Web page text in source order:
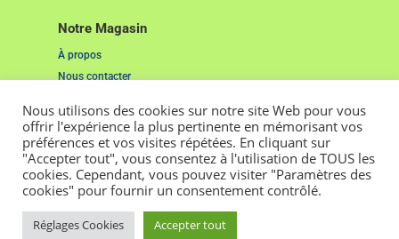
Notre Magasin
À propos
Nous contacter
Liens Utiles
Mentions Légales
Cookies
2022. Tous droits réservés. Pensé et réalisé par
Nous utilisons des cookies sur notre site Web pour vous
offrir l'expérience la plus pertinente en mémorisant vos
préférences et vos visites répétées. En cliquant sur
"Accepter tout", vous consentez à l'utilisation de TOUS les
cookies. Cependant, vous pouvez visiter "Paramètres des
cookies" pour fournir un consentement contrôlé.
Réglages Cookies Accepter tout